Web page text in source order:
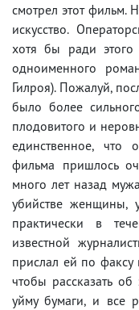
смотрел этот фильм.
искусство.
хотя бы ради этого
одноименного
Гилроя). Пожалуй,
было более
плодовитого и
единственное, что
фильма пришлось
много лет назад
убийстве женщины,
практически в
известной
прислал ей по факсу
чтобы рассказать
уйму бумаги, и все